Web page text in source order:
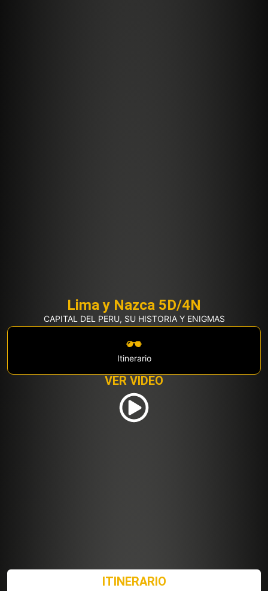
Lima y Nazca 5D/4N
CAPITAL DEL PERU, SU HISTORIA Y ENIGMAS
Itinerario
VER VIDEO
ITINERARIO